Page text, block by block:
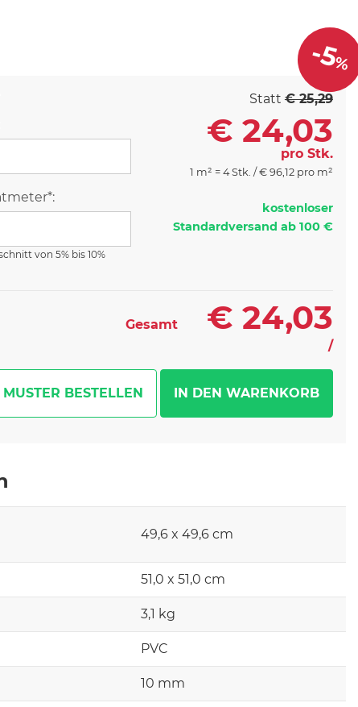
von 5% bis 10%
-5%
Statt€ 25,29
€ 24,03
pro Stk.
1 m² = 4 Stk. / €96,12 pro m²
kostenloser
Standardversand ab 100 €
Gesamt € 24,03
/
MUSTER BESTELLEN
49,6 x 49,6 cm
51,0 x 51,0 cm
3,1 kg
PVC
10 mm